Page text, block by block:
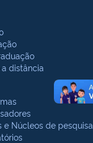
a distância
e Núcleos de pesquisa